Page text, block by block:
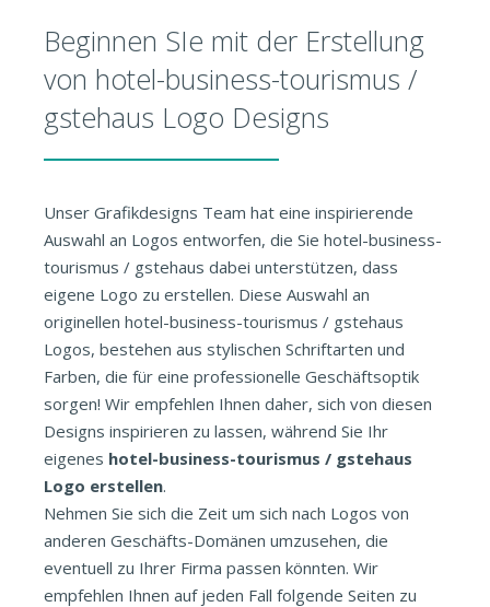
Beginnen SIe mit der Erstellung
von hotel-business-tourismus /
gstehaus Logo Designs
Unser Grafikdesigns Team hat eine inspirierende
Auswahl an Logos entworfen, die Sie hotel-business-
tourismus / gstehaus dabei unterstützen, dass
eigene Logo zu erstellen. Diese Auswahl an
originellen hotel-business-tourismus / gstehaus
Logos, bestehen aus stylischen Schriftarten und
Farben, die für eine professionelle Geschäftsoptik
sorgen! Wir empfehlen Ihnen daher, sich von diesen
Designs inspirieren zu lassen, während Sie Ihr
eigenes hotel-business-tourismus / gstehaus
Logo erstellen.
Nehmen Sie sich die Zeit um sich nach Logos von
anderen Geschäfts-Domänen umzusehen, die
eventuell zu Ihrer Firma passen könnten. Wir
empfehlen Ihnen auf jeden Fall folgende Seiten zu